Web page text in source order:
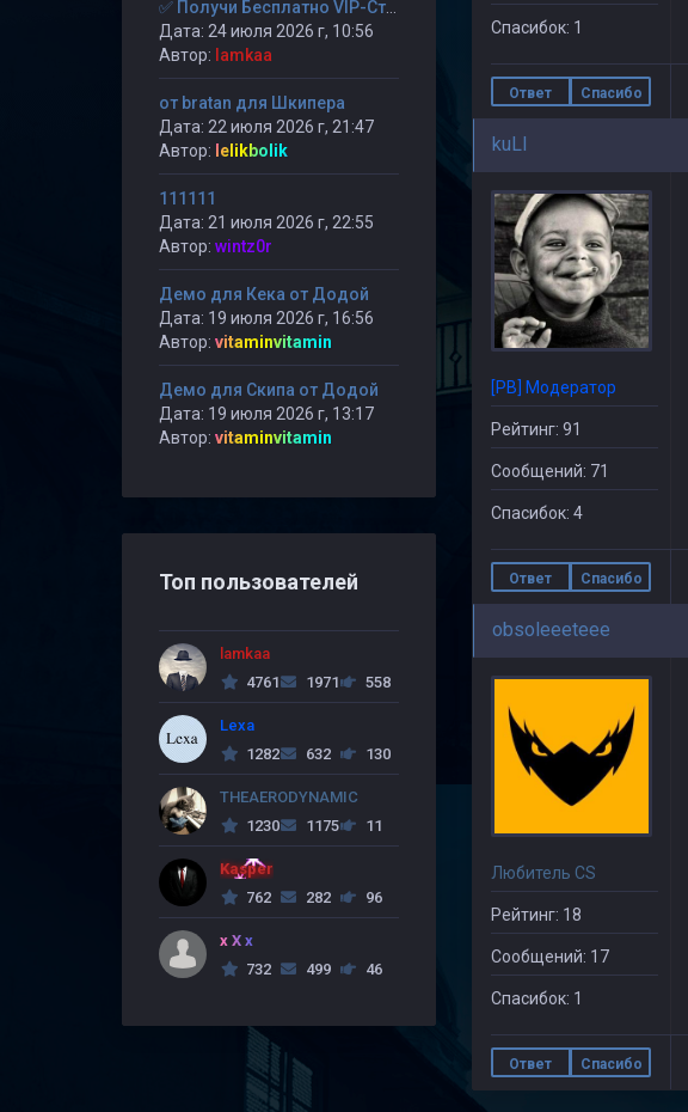
Спасибок: 1
Ответ Спасибо
kuLI
[PB] Модератор
Рейтинг: 91
Сообщений: 71
Спасибок: 4
Ответ Спасибо
obsoleeeteee
Любитель CS
Рейтинг: 18
Сообщений: 17
Спасибок: 1
Ответ Спасибо
Дата: 24 июля 2026 г, 10:56
Автор: lamkaa
от bratan для Шкипера
Дата: 22 июля 2026 г, 21:47
Автор: lelikbolik
111111
Дата: 21 июля 2026 г, 22:55
Автор: wintz0r
Демо для Кека от Додой
Дата: 19 июля 2026 г, 16:56
Автор: vitaminvitamin
Демо для Скипа от Додой
Дата: 19 июля 2026 г, 13:17
Автор: vitaminvitamin
Топ пользователей
lamkaa
4761
1971 558
Lexa
1282
632 130
THEAERODYNAMIC
1230
1175 11
Kasper
762
282 96
x X x
732
499 46